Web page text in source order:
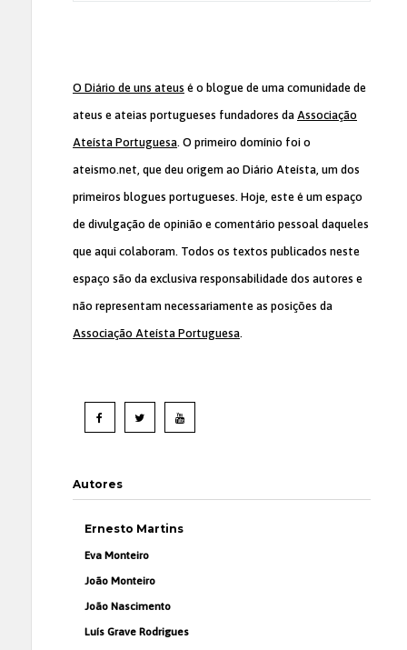
O Diário de uns ateus é o blogue de uma comunidade de
ateus e ateias portugueses fundadores da Associação
Ateísta Portuguesa. O primeiro domínio foi o
ateismo.net, que deu origem ao Diário Ateísta, um dos
primeiros blogues portugueses. Hoje, este é um espaço
de divulgação de opinião e comentário pessoal daqueles
que aqui colaboram. Todos os textos publicados neste
espaço são da exclusiva responsabilidade dos autores e
não representam necessariamente as posições da
Associação Ateísta Portuguesa.
Autores
Ernesto Martins
Eva Monteiro
João Monteiro
João Nascimento
Luís Grave Rodrigues